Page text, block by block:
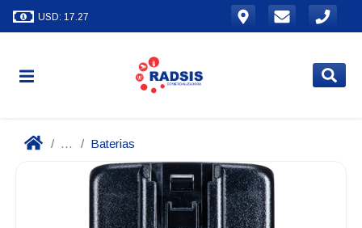
USD: 17.27
... Baterias